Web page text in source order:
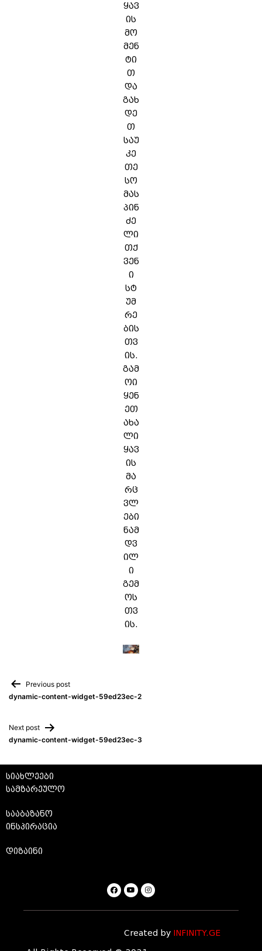
ყავ
ის
მო
მენ
ტი
თ
და
გახ
დე
თ
საუ
კე
თე
სო
მას
პინ
ძე
ლი
თქ
ვენ
ი
სტ
უმ
რე
ბის
თვ
ის.
გამ
ოი
ყენ
ეთ
ახა
ლი
ყავ
ის
მა
რც
ვლ
ები
ნამ
დვ
ილ
ი
გემ
ოს
თვ
ის.
Previous post
dynamic-content-widget-59ed23ec-2
Next post
dynamic-content-widget-59ed23ec-3
სიახლეები
სამზარეულო
სააბაზანო
ინსპირაცია
დიზაინი
Created by INFINITY.GE